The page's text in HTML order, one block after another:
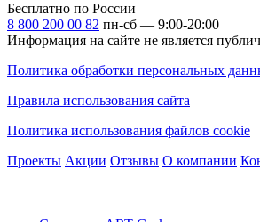
Бесплатно по России
8 800 200 00 82 пн-сб — 9:00-20:00
Информация на сайте не является
Политика обработки персональных
Правила использования сайта
Политика использования файлов cookie
Проекты Акции Отзывы О компании